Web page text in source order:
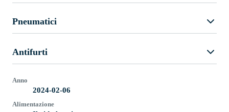
Pneumatici
Antifurti
Anno
2024-02-06
Alimentazione